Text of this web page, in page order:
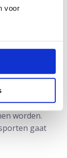
voor
aanpak. Dit
dat er
is.
tot
is gevonden
worden.
gaat